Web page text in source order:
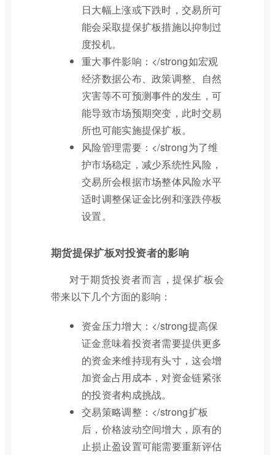
日大幅上涨或下跌时，交易所可
能会采取提保扩板措施以抑制过
度投机。
重大事件影响：</strong如宏观
经济数据公布、政策调整、自然
灾害等不可预测事件的发生，可
能导致市场预期突变，此时交易
所也可能实施提保扩板。
风险管理需要：</strong为了维
护市场稳定，减少系统性风险，
交易所会根据市场整体风险水平
适时调整保证金比例和涨跌停板
设置。
期货提保扩板对投资者的影响
对于期货投资者而言，提保扩板会
带来以下几个方面的影响：
资金压力增大：</strong提高保
证金意味着投资者需要提供更多
的资金来维持现有头寸，这会增
加资金占用成本，对资金链紧张
的投资者构成挑战。
交易策略调整：</strong扩板
后，价格波动空间增大，原有的
止损止盈设置可能需要重新评估